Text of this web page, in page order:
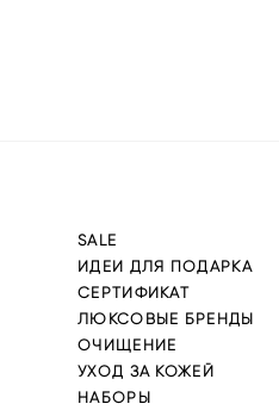
SALE
ИДЕИ ДЛЯ ПОДАРКА
СЕРТИФИКАТ
ЛЮКСОВЫЕ БРЕНДЫ
ОЧИЩЕНИЕ
УХОД ЗА КОЖЕЙ
НАБОРЫ